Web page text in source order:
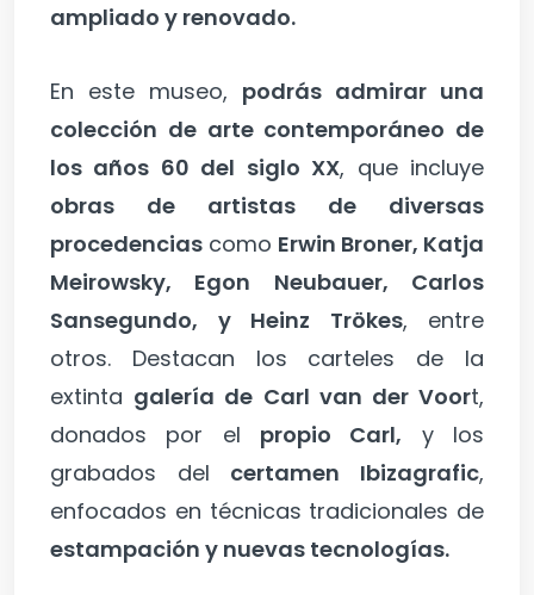
ampliado y renovado.
En este museo, podrás admirar una
colección de arte contemporáneo de
los años 60 del siglo XX, que incluye
obras de artistas de diversas
procedencias como Erwin Broner, Katja
Meirowsky, Egon Neubauer, Carlos
Sansegundo, y Heinz Trökes, entre
otros. Destacan los carteles de la
extinta galería de Carl van der Voort,
donados por el propio Carl, y los
grabados del certamen Ibizagrafic,
enfocados en técnicas tradicionales de
estampación y nuevas tecnologías.